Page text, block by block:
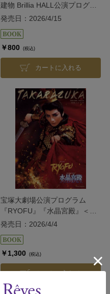
建物 Brillia HALL公演プログラ
ム『DayDream Dali』＜雪組＞
発売日：2026/4/15
￥800 (税込)
カートに入れる
宝塚大劇場公演プログラム
『RYOFU』『水晶宮殿』＜月
組＞
発売日：2026/4/4
￥1,300 (税込)
カートに入れる